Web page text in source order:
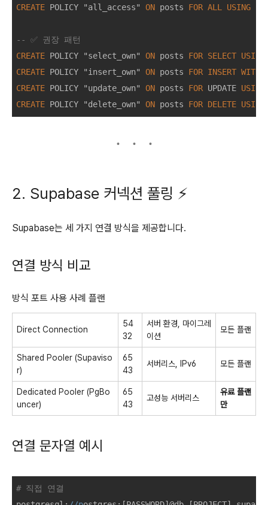
CREATE POLICY "all_access" ON posts FOR ALL USING
-- ✅ 권장 패턴
CREATE POLICY "select_own" ON posts FOR SELECT USING
CREATE POLICY "insert_own" ON posts FOR INSERT WITH
CREATE POLICY "update_own" ON posts FOR UPDATE USING
CREATE POLICY "delete_own" ON posts FOR DELETE USING
2. Supabase 커넥션 풀링 ⚡
Supabase는 세 가지 연결 방식을 제공합니다.
연결 방식 비교
방식 포트 사용 사례 플랜
Direct Connection
54
32
서버 환경, 마이그레
이션
모든 플랜
Shared Pooler (Supaviso
r)
65
43
서버리스, IPv6 모든 플랜
Dedicated Pooler (PgBo
uncer)
65
43
고성능 서버리스
유료 플랜
만
연결 문자열 예시
# 직접 연결